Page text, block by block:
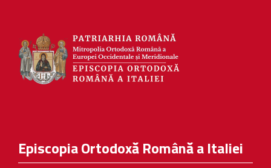
Episcopia Ortodoxă Română a Italiei